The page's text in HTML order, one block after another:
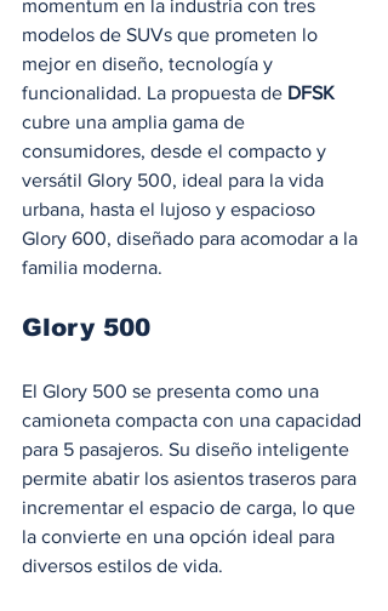
momentum en la industria con tres
modelos de SUVs que prometen lo
mejor en diseño, tecnología y
funcionalidad. La propuesta de DFSK
cubre una amplia gama de
consumidores, desde el compacto y
versátil Glory 500, ideal para la vida
urbana, hasta el lujoso y espacioso
Glory 600, diseñado para acomodar a la
familia moderna.
Glory 500
El Glory 500 se presenta como una
camioneta compacta con una capacidad
para 5 pasajeros. Su diseño inteligente
permite abatir los asientos traseros para
incrementar el espacio de carga, lo que
la convierte en una opción ideal para
diversos estilos de vida.